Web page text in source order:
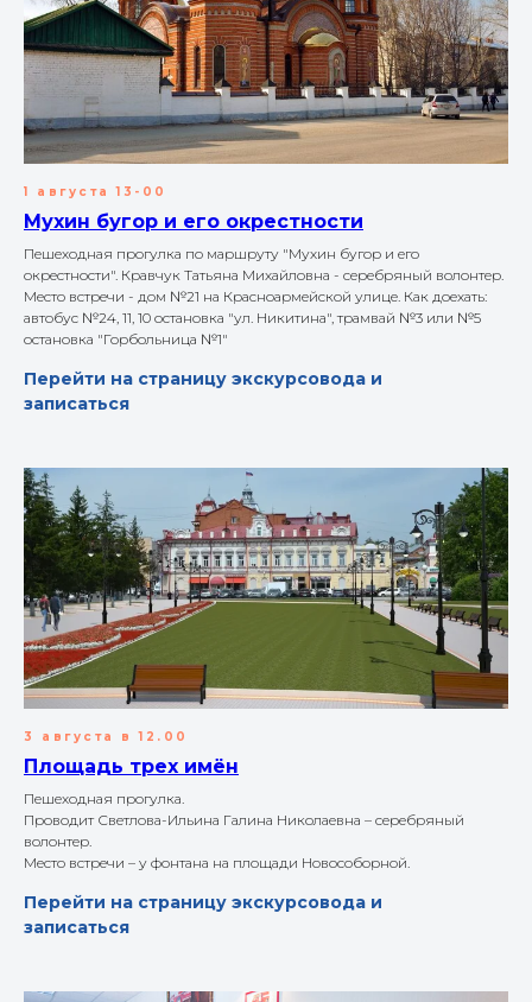
1 августа 13-00
Мухин бугор и его окрестности
Пешеходная прогулка по маршруту "Мухин бугор и его
окрестности". Кравчук Татьяна Михайловна - серебряный волонтер.
Место встречи - дом №21 на Красноармейской улице. Как доехать:
автобус №24, 11, 10 остановка "ул. Никитина", трамвай №3 или №5
остановка "Горбольница №1"
Перейти на страницу экскурсовода и
записаться
3 августа в 12.00
Площадь трех имён
Пешеходная прогулка.
Проводит Светлова-Ильина Галина Николаевна – серебряный
волонтер.
Место встречи – у фонтана на площади Новособорной.
Перейти на страницу экскурсовода и
записаться